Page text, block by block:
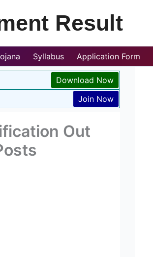
Result
Syllabus Application Form
Download Now
Join Now
Out